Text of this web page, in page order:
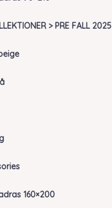
> PRE FALL 2025
160×200